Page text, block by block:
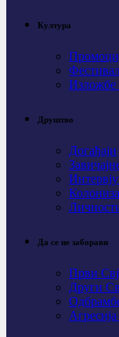
Култура
Друштво
Догађаји
Да се не заборави
Први
Други